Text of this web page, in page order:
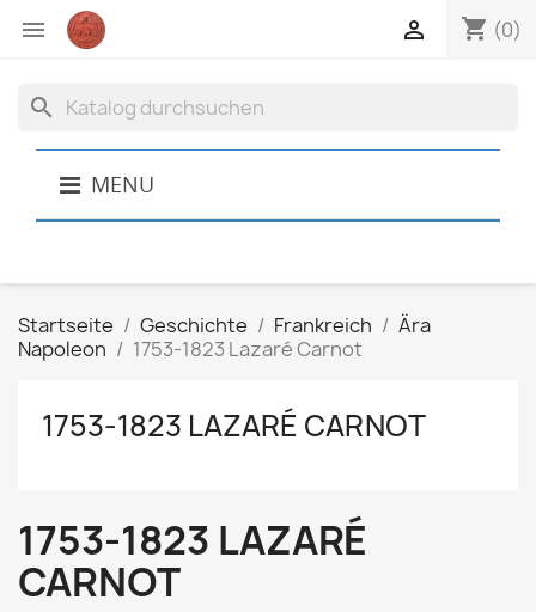
 shopping_cart (0)

search
MENU
Startseite Geschichte Frankreich
Ära
Napoleon
1753-1823 Lazaré Carnot
1753-1823 LAZARÉ CARNOT
1753-1823 LAZARÉ
CARNOT